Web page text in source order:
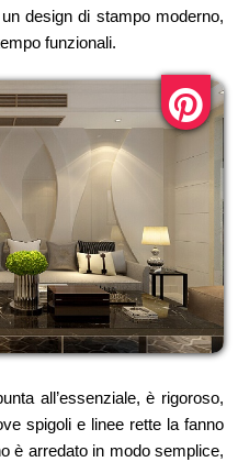
design di stampo moderno,
funzionali.
all’essenziale, è rigoroso,
spigoli e linee rette la fanno
è arredato in modo semplice,